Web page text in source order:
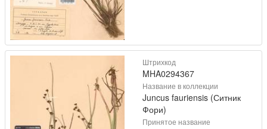
Штрихкод
MHA0294367
Название в коллекции
Juncus fauriensis (Ситник
Фори)
Принятое название